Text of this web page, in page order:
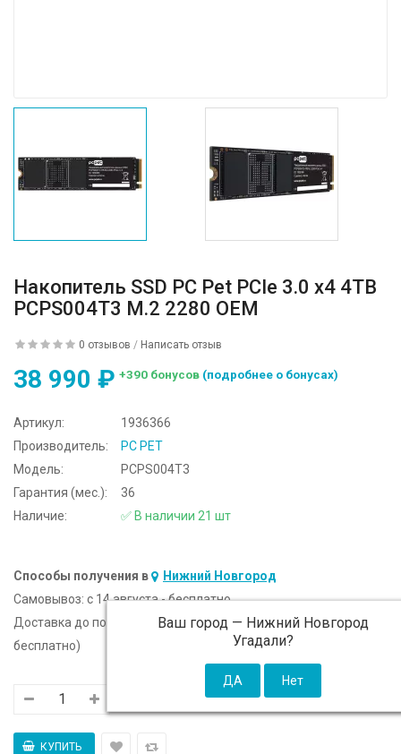
Накопитель SSD PC Pet PCIe 3.0 x4 4TB
PCPS004T3 M.2 2280 OEM
0 отзывов / Написать отзыв
38 990 ₽ +390 бонусов (подробнее о бонусах)
Артикул:
1936366
Производитель:
PC PET
Модель:
PCPS004T3
Гарантия (мес.):
36
Наличие:
✅ В наличии 21 шт
Способы получения в Нижний Новгород
Ваш город — Нижний Новгород
Угадали?
Самовывоз: c 14 августа - бесплатно
Доставка до подъезда:
c 14 августа - 300 ₽ (от 5 000 ₽
бесплатно)